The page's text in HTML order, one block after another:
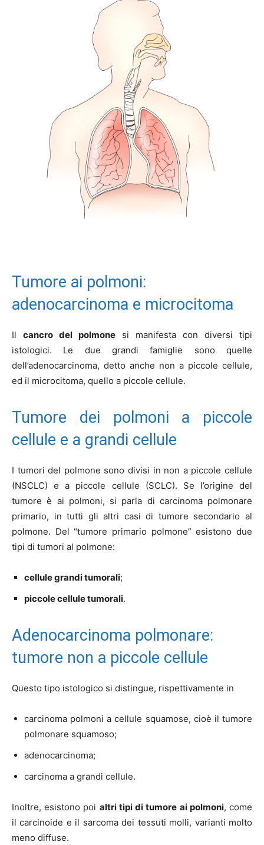
Tumore ai polmoni:
adenocarcinoma e microcitoma
Ilcancro del polmone si manifesta con diversi tipi
istologici. Le due grandi famiglie sono quelle
dell’adenocarcinoma, detto anche non a piccole cellule,
ed il microcitoma, quello a piccole cellule.
Tumore dei polmoni a piccole
cellule e a grandi cellule
I tumori del polmone sono divisi in non a piccole cellule
(NSCLC) e a piccole cellule (SCLC). Se l’origine del
tumore è ai polmoni, si parla di carcinoma polmonare
primario, in tutti gli altri casi di tumore secondario al
polmone. Del “tumore primario polmone” esistono due
tipi di tumori al polmone:
cellule grandi tumorali;
piccole cellule tumorali.
Adenocarcinoma polmonare:
tumore non a piccole cellule
Questo tipo istologico si distingue, rispettivamente in
carcinoma polmoni a cellule squamose, cioè il tumore
polmonare squamoso;
adenocarcinoma;
carcinoma a grandi cellule.
Inoltre, esistono poi altri tipi di tumore ai polmoni, come
il carcinoide e il sarcoma dei tessuti molli, varianti molto
meno diffuse.